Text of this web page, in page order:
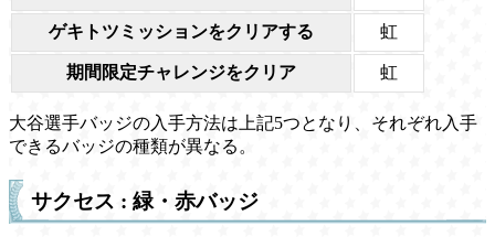
ゲキトツミッションをクリアする 虹
期間限定チャレンジをクリア 虹
大谷選手バッジの入手方法は上記5つとなり、それぞれ入手
できるバッジの種類が異なる。
サクセス : 緑・赤バッジ